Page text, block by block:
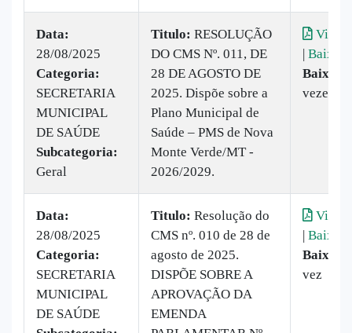
Data:
28/08/2025
Categoria:
SECRETARIA
MUNICIPAL
DE SAÚDE
Subcategoria:
Geral
Titulo: RESOLUÇÃO
DO CMS Nº. 011, DE
28 DE AGOSTO DE
2025. Dispõe sobre a
Plano Municipal de
Saúde – PMS de Nova
Monte Verde/MT -
2026/2029.
| Baixar
vezes
Data:
28/08/2025
Categoria:
SECRETARIA
MUNICIPAL
DE SAÚDE
Titulo: Resolução do
CMS nº. 010 de 28 de
agosto de 2025.
DISPÕE SOBRE A
APROVAÇÃO DA
EMENDA
| Baixar
vez